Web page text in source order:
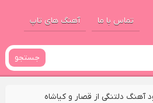
تماس با ما آهنگ های تاپ
جستجو
آهنگ دلتنگی از قصار و کیاشاه